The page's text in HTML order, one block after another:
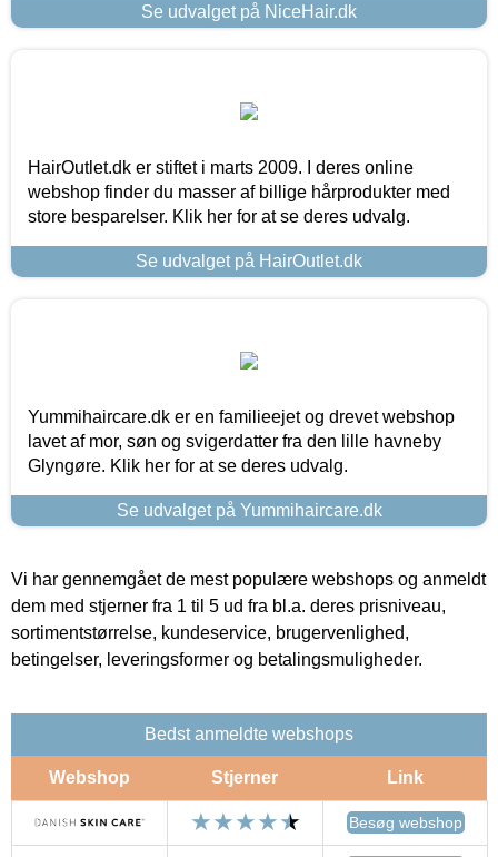
Se udvalget på NiceHair.dk
HairOutlet.dk er stiftet i marts 2009. I deres online
webshop finder du masser af billige hårprodukter med
store besparelser. Klik her for at se deres udvalg.
Se udvalget på HairOutlet.dk
Yummihaircare.dk er en familieejet og drevet webshop
lavet af mor, søn og svigerdatter fra den lille havneby
Glyngøre. Klik her for at se deres udvalg.
Se udvalget på Yummihaircare.dk
Vi har gennemgået de mest populære webshops og anmeldt
dem med stjerner fra 1 til 5 ud fra bl.a. deres prisniveau,
sortimentstørrelse, kundeservice, brugervenlighed,
betingelser, leveringsformer og betalingsmuligheder.
Bedst anmeldte webshops
Webshop Stjerner Link
Besøg webshop